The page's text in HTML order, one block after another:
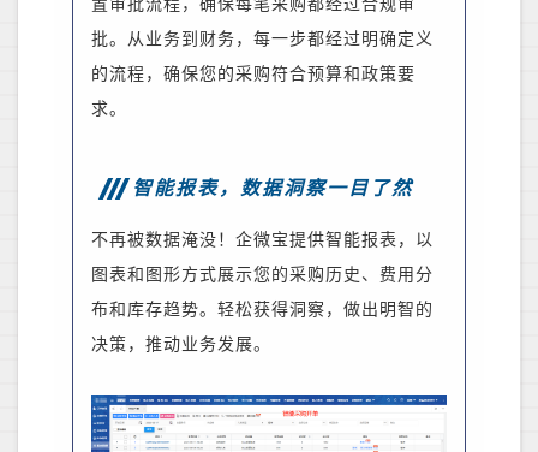
置审批流程，确保每笔采购都经过合规审
批。从 业务到财务，每一步都经过明确定义
的流程，确保您的采购符合预算和政策要
求。
智能报表，数据洞察一目了然
不再被数据淹没！企微宝提供智能报表，以
图表和图形方式展示您的采购历史、费用分
布和库存趋势。轻松获得洞察，做出明智的
决策，推动业务发展。